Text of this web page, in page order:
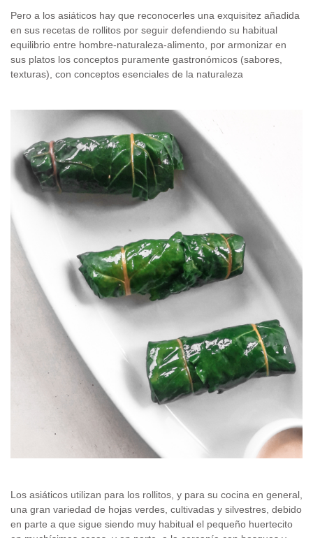
Pero a los asiáticos hay que reconocerles una exquisitez añadida
en sus recetas de rollitos por seguir defendiendo su habitual
equilibrio entre hombre-naturaleza-alimento, por armonizar en
sus platos los conceptos puramente gastronómicos (sabores,
texturas), con conceptos esenciales de la naturaleza
Los asiáticos utilizan para los rollitos, y para su cocina en general,
una gran variedad de hojas verdes, cultivadas y silvestres, debido
en parte a que sigue siendo muy habitual el pequeño huertecito